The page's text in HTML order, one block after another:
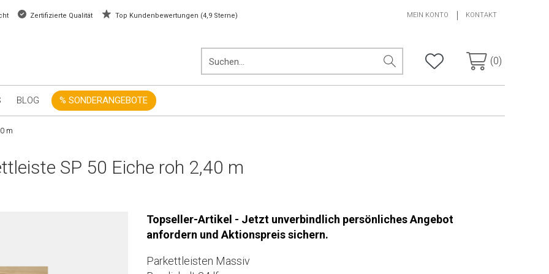
Zertifizierte Qualität Top Kundenbewertungen (4,9 Sterne) MEIN KONTO KONTAKT
(0)
BLOG % SONDERANGEBOTE
m
SP 50 Eiche roh 2,40 m
Topseller-Artikel - Jetzt unverbindlich persönliches Angebot
anfordern und Aktionspreis sichern.
Parkettleisten Massiv